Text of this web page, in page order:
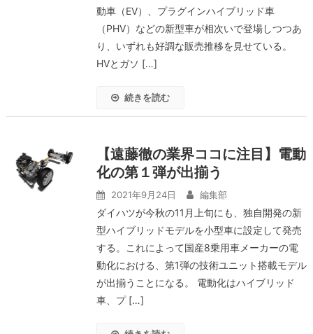
動車（EV）、プラグインハイブリッド車
（PHV）などの新型車が相次いで登場しつつあ
り、いずれも好調な販売推移を見せている。
HVとガソ […]
続きを読む
【遠藤徹の業界ココに注目】電動
化の第１弾が出揃う
2021年9月24日 編集部
ダイハツが今秋の11月上旬にも、独自開発の新
型ハイブリッドモデルを小型車に設定して発売
する。これによって国産8乗用車メーカーの電
動化における、第1弾の技術ユニット搭載モデル
が出揃うことになる。 電動化はハイブリッド
車、プ […]